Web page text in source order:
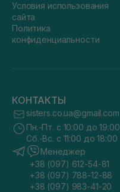
Условия использования
сайта
Политика
конфиденциальности
КОНТАКТЫ
sisters.co.ua@gmail.com
Пн.-Пт. с 10:00 до 19:00
Сб.-Вс. с 11:00 до 18:00
Менеджер
+38 (097) 612-54-81
+38 (097) 788-12-88
+38 (097) 983-41-20